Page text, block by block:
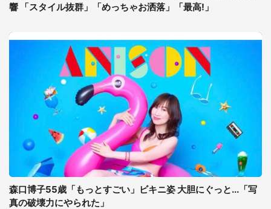
響 「スタイル抜群」「めっちゃお洒落」「最高!」
森口博子55歳「もっとすごい」ビキニ姿 大胆にぐっと...「写
真の破壊力にやられた」